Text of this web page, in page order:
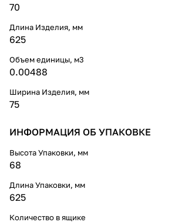
70
Длина Изделия, мм
625
Объем единицы, м3
0.00488
Ширина Изделия, мм
75
ИНФОРМАЦИЯ ОБ УПАКОВКЕ
Высота Упаковки, мм
68
Длина Упаковки, мм
625
Количество в ящике